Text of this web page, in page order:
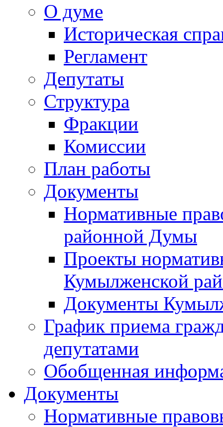
О думе
Историческая
Регламент
Депутаты
Структура
Фракции
Комиссии
План работы
Документы
Нормативные
районной Думы
Проекты
Кумылженской
Документы
График приема
депутатами
Обобщенная
Документы
Нормативные